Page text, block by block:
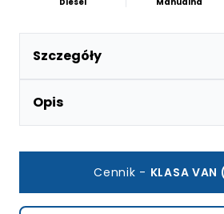
Szczegóły
Opis
Cennik - KLASA VAN